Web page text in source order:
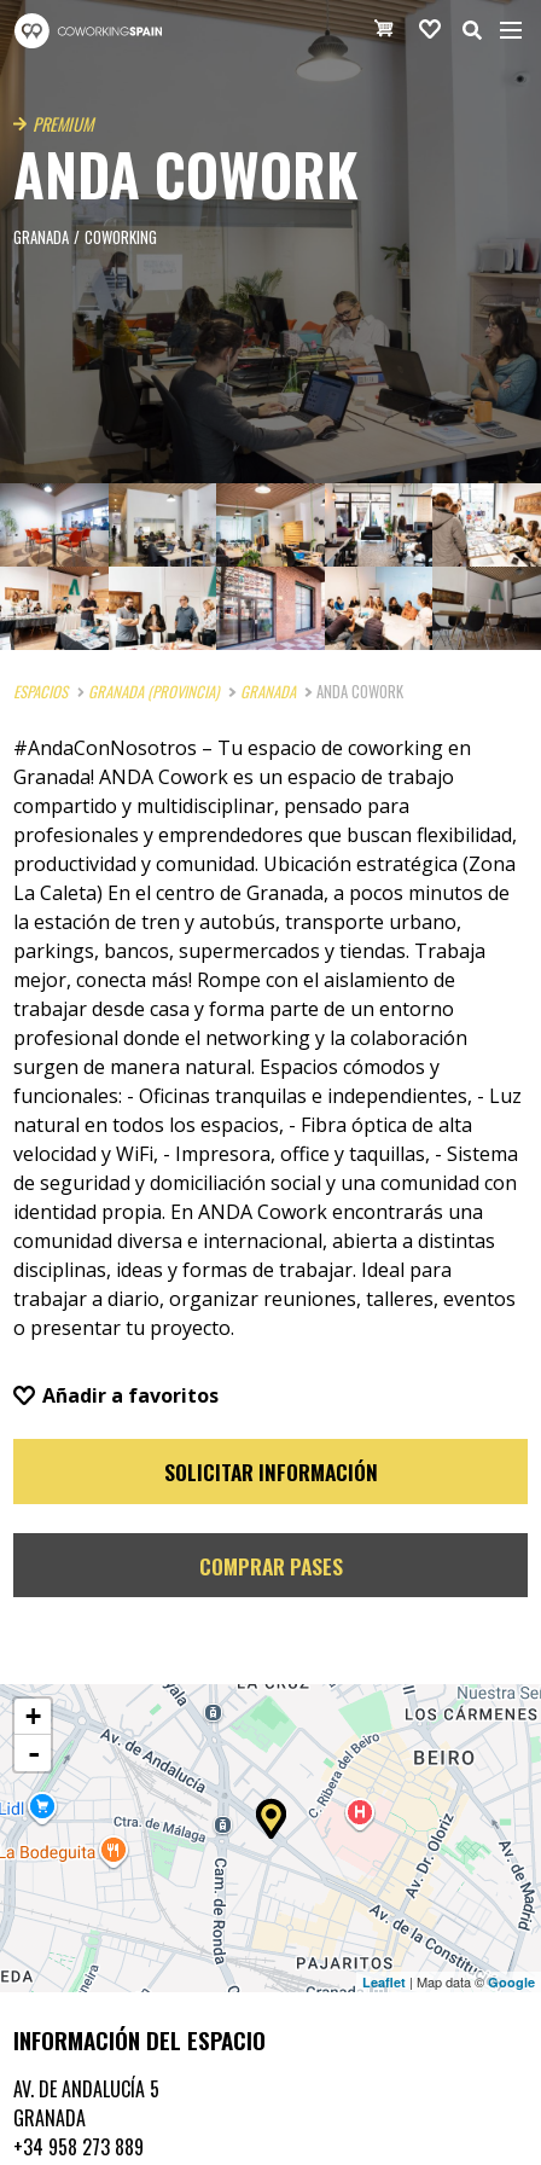
Pasar al contenido principal
Coworking Spain Favoritos
Cesta de la
PREMIUM
ANDA COWORK
GRANADA / COWORKING
ESPACIOS GRANADA (PROVINCIA) GRANADA ANDA COWORK
#AndaConNosotros – Tu espacio de coworking en
Granada! ANDA Cowork es un espacio de trabajo
compartido y multidisciplinar, pensado para
profesionales y emprendedores que buscan flexibilidad,
productividad y comunidad. Ubicación estratégica (Zona
La Caleta) En el centro de Granada, a pocos minutos de
la estación de tren y autobús, transporte urbano,
parkings, bancos, supermercados y tiendas. Trabaja
mejor, conecta más! Rompe con el aislamiento de
trabajar desde casa y forma parte de un entorno
profesional donde el networking y la colaboración
surgen de manera natural. Espacios cómodos y
funcionales: - Oficinas tranquilas e independientes, - Luz
natural en todos los espacios, - Fibra óptica de alta
velocidad y WiFi, - Impresora, office y taquillas, - Sistema
de seguridad y domiciliación social y una comunidad con
identidad propia. En ANDA Cowork encontrarás una
comunidad diversa e internacional, abierta a distintas
disciplinas, ideas y formas de trabajar. Ideal para
trabajar a diario, organizar reuniones, talleres, eventos
o presentar tu proyecto.
Añadir a favoritos
SOLICITAR INFORMACIÓN
COMPRAR PASES
+
-
Leaflet | Map data ©Google
INFORMACIÓN DEL ESPACIO
AV. DE ANDALUCÍA 5
GRANADA
+34 958 273 889